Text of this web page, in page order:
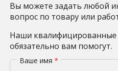
Вы можете задать любой
вопрос по товару или
Наши квалифицированные
обязательно вам помогут.
Ваше имя *